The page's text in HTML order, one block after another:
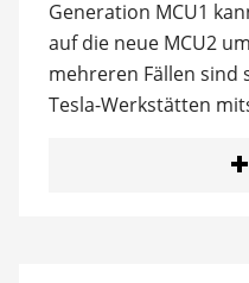
Generation MCU1
auf die neue MCU2
mehreren Fällen sind
Tesla-Werkstätten